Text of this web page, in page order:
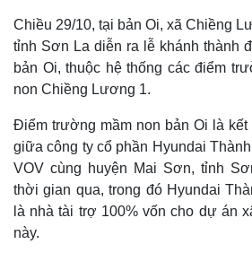
Chiều 29/10, tại bản Oi, xã Chiềng
tỉnh Sơn La diễn ra lễ khánh thành
bản Oi, thuộc hệ thống các điểm
non Chiềng Lương 1.
Điểm trường mầm non bản Oi là
giữa công ty cổ phần Hyundai
VOV cùng huyện Mai Sơn, tỉnh
thời gian qua, trong đó Hyundai
là nhà tài trợ 100% vốn cho dự án
này.